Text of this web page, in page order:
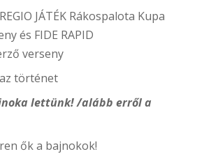
JÁTÉK Rákospalota Kupa
és FIDE RAPID
verseny
történet
lettünk! /alább erről a
ők a bajnokok!